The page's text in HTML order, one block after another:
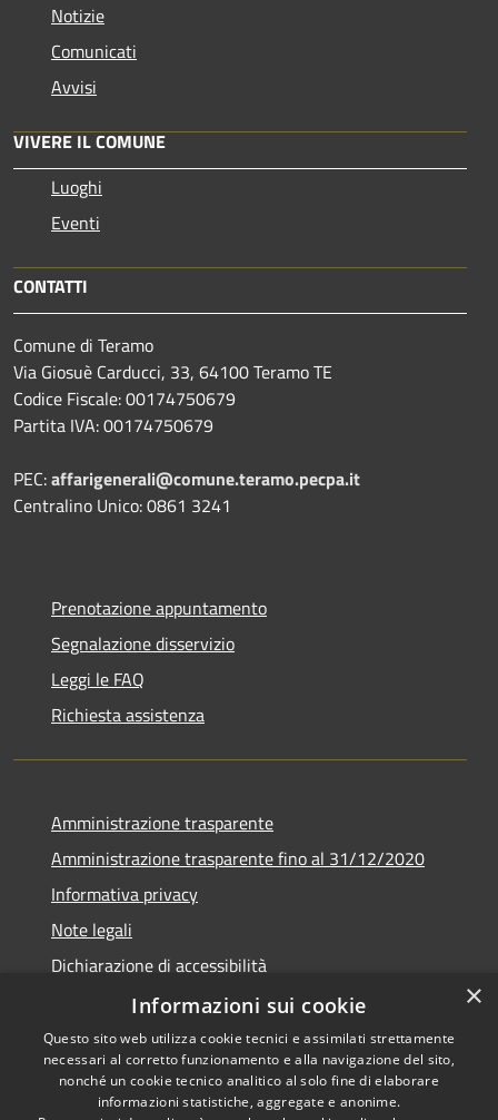
Notizie
Comunicati
Avvisi
VIVERE IL COMUNE
Luoghi
Eventi
CONTATTI
Comune di Teramo
Via Giosuè Carducci, 33, 64100 Teramo TE
Codice Fiscale: 00174750679
Partita IVA: 00174750679
PEC:affarigenerali@comune.teramo.pecpa.it
Centralino Unico: 0861 3241
Prenotazione appuntamento
Segnalazione disservizio
Leggi le FAQ
Richiesta assistenza
Amministrazione trasparente
Amministrazione trasparente fino al 31/12/2020
Informativa privacy
Note legali
Dichiarazione di accessibilità
Accessibilità
Copyright © 2026 • Comune di
Teramo • Powered by
×
Informazioni sui cookie
Questo sito web utilizza cookie tecnici e assimilati strettamente
necessari al corretto funzionamento e alla navigazione del sito,
nonché un cookie tecnico analitico al solo fine di elaborare
informazioni statistiche, aggregate e anonime.